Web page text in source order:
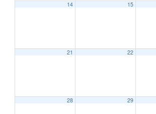
14 15
21 22
28 29
4:00 AM